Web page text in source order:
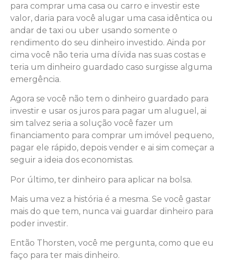
para comprar uma casa ou carro e investir este
valor, daria para você alugar uma casa idêntica ou
andar de taxi ou uber usando somente o
rendimento do seu dinheiro investido. Ainda por
cima você não teria uma dívida nas suas costas e
teria um dinheiro guardado caso surgisse alguma
emergência.
Agora se você não tem o dinheiro guardado para
investir e usar os juros para pagar um aluguel, ai
sim talvez seria a solução você fazer um
financiamento para comprar um imóvel pequeno,
pagar ele rápido, depois vender e ai sim começar a
seguir a ideia dos economistas.
Por último, ter dinheiro para aplicar na bolsa.
Mais uma vez a história é a mesma. Se você gastar
mais do que tem, nunca vai guardar dinheiro para
poder investir.
Então Thorsten, você me pergunta, como que eu
faço para ter mais dinheiro.